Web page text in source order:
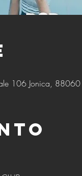
106 Jonica,